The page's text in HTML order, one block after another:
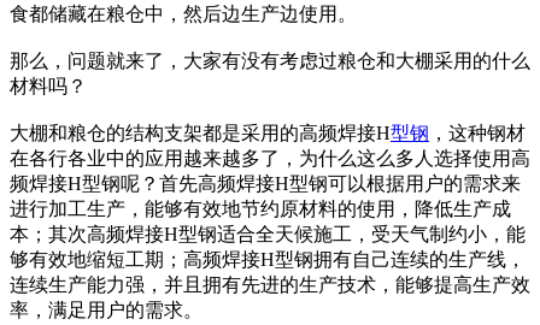
食都储藏在粮仓中，然后边生产边使用。
那么，问题就来了，大家有没有考虑过粮仓和大棚采用的什么
材料吗？
大棚和粮仓的结构支架都是采用的高频焊接H型钢 ，这种钢材
在各行各业中的应用越来越多了，为什么这么多人选择使用高
频焊接H型钢呢？首先高频焊接H型钢可以根据用户的需求来
进行加工生产，能够有效地节约原材料的使用，降低生产成
本；其次高频焊接H型钢适合全天候施工，受天气制约小，能
够有效地缩短工期；高频焊接H型钢拥有自己连续的生产线，
连续生产能力强，并且拥有先进的生产技术，能够提高生产效
率，满足用户的需求。